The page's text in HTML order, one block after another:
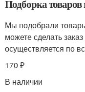
Подборка товаров
Мы подобрали
можете сделать
осуществляется по
170 ₽
В наличии